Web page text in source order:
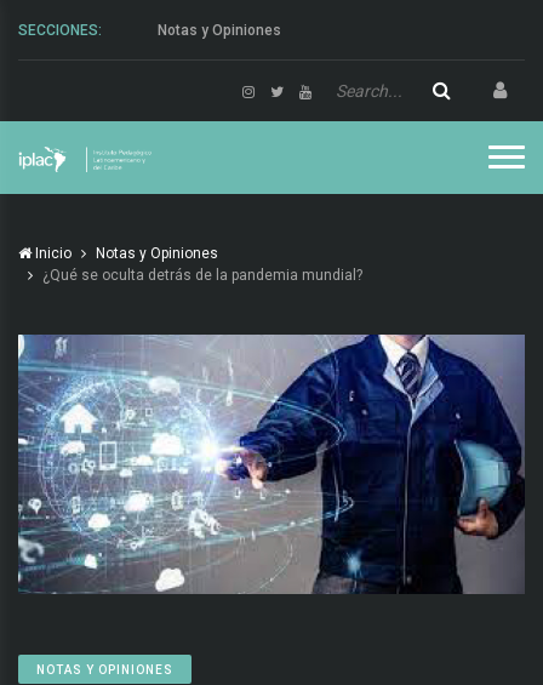
SECCIONES:
Actividades
Inicio
Notas y Opiniones
¿Qué se oculta detrás de la pandemia mundial?
NOTAS Y OPINIONES